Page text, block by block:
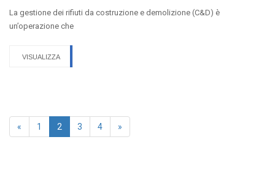
La gestione dei rifiuti da costruzione e demolizione (C&D) è
un’operazione che
VISUALIZZA
« 1 2 3 4 »